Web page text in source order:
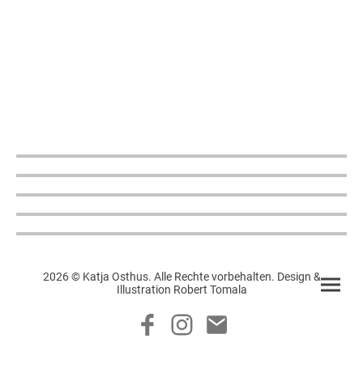
2026 © Katja Osthus. Alle Rechte vorbehalten. Design &
Illustration Robert Tomala